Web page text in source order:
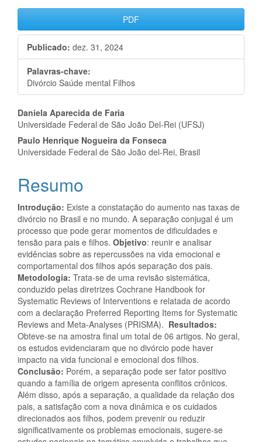
PDF
Publicado: dez. 31, 2024
Palavras-chave:
Divórcio Saúde mental Filhos
Conteúdo
do
artigo
principal
Daniela Aparecida de Faria
Universidade Federal de São João Del-Rei (UFSJ)
Paulo Henrique Nogueira da Fonseca
Universidade Federal de São João del-Rei, Brasil
Resumo
Introdução: Existe a constatação do aumento nas taxas de
divórcio no Brasil e no mundo. A separação conjugal é um
processo que pode gerar momentos de dificuldades e
tensão para pais e filhos. Objetivo: reunir e analisar
evidências sobre as repercussões na vida emocional e
comportamental dos filhos após separação dos pais.
Metodologia: Trata-se de uma revisão sistemática,
conduzido pelas diretrizes Cochrane Handbook for
Systematic Reviews of Interventions e relatada de acordo
com a declaração Preferred Reporting Items for Systematic
Reviews and Meta-Analyses (PRISMA). Resultados:
Obteve-se na amostra final um total de 06 artigos. No geral,
os estudos evidenciaram que no divórcio pode haver
impacto na vida funcional e emocional dos filhos.
Conclusão: Porém, a separação pode ser fator positivo
quando a família de origem apresenta conflitos crônicos.
Além disso, após a separação, a qualidade da relação dos
pais, a satisfação com a nova dinâmica e os cuidados
direcionados aos filhos, podem prevenir ou reduzir
significativamente os problemas emocionais, sugere-se